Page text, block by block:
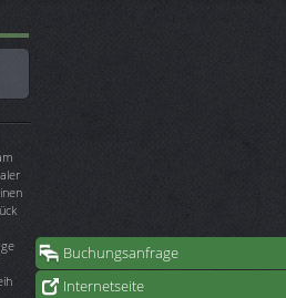
Buchungsanfrage
Internetseite